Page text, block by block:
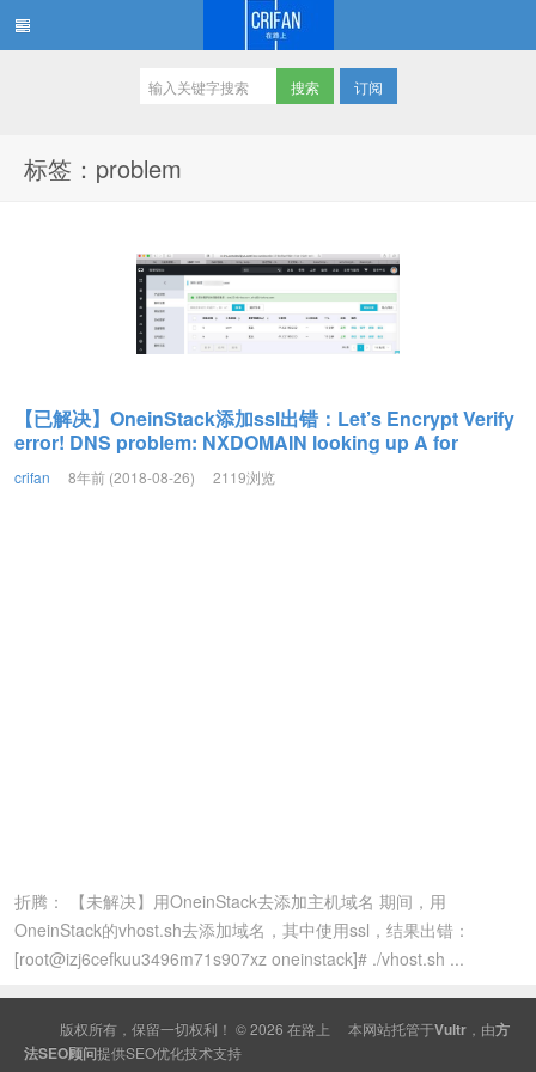
订阅
标签：problem
【已解决】OneinStack添加ssl出错：Let’s Encrypt Verify
error! DNS problem: NXDOMAIN looking up A for
crifan 8年前 (2018-08-26) 2119浏览
折腾： 【未解决】用OneinStack去添加主机域名 期间，用
OneinStack的vhost.sh去添加域名，其中使用ssl，结果出错：
[root@izj6cefkuu3496m71s907xz oneinstack]# ./vhost.sh ...
版权所有，保留一切权利！ © 2026 在路上 本网站托管于Vultr ，由方
法SEO顾问提供SEO优化技术支持